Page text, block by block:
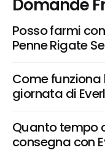
Domande
Posso farmi
Penne Rigate
Come
giornata di
Quanto tempo
consegna con